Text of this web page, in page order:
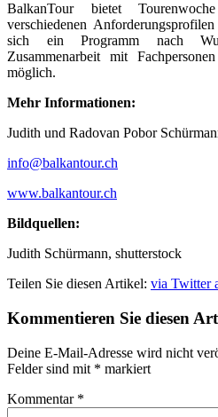
BalkanTour bietet
verschiedenen
sich ein Programm nach
Zusammenarbeit mit
möglich.
Mehr Informationen:
Judith und Radovan Pobor
info@balkantour.ch
www.balkantour.ch
Bildquellen:
Judith Schürmann, shutterstock
Teilen Sie diesen Artikel: via Twitter
Kommentieren Sie diesen
Deine E-Mail-Adresse wird nicht
Felder sind mit * markiert
Kommentar *